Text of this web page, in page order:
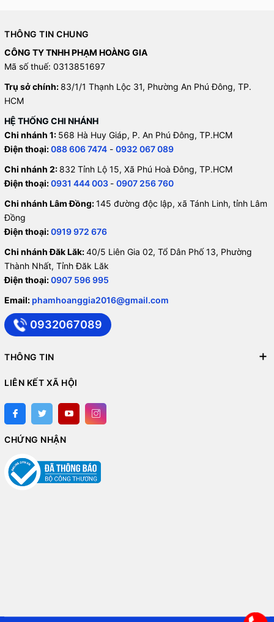
THÔNG TIN CHUNG
CÔNG TY TNHH PHẠM HOÀNG GIA
Mã số thuế: 0313851697
Trụ sở chính: 83/1/1 Thạnh Lộc 31, Phường An Phú Đông, TP.
HCM
HỆ THỐNG CHI NHÁNH
Chi nhánh 1: 568 Hà Huy Giáp, P. An Phú Đông, TP.HCM
Điện thoại:088 606 7474 - 0932 067 089
Chi nhánh 2: 832 Tỉnh Lộ 15, Xã Phú Hoà Đông, TP.HCM
Điện thoại:0931 444 003 - 0907 256 760
Chi nhánh Lâm Đồng:145 đường độc lập, xã Tánh Linh, tỉnh Lâm
Đồng
Điện thoại:0919 972 676
Chi nhánh Đăk Lăk:40/5 Liên Gia 02, Tổ Dân Phố 13, Phường
Thành Nhất, Tỉnh Đăk Lăk
Điện thoại:0907 596 995
Email: phamhoanggia2016@gmail.com
0932067089
THÔNG TIN
LIÊN KẾT XÃ HỘI
CHỨNG NHẬN